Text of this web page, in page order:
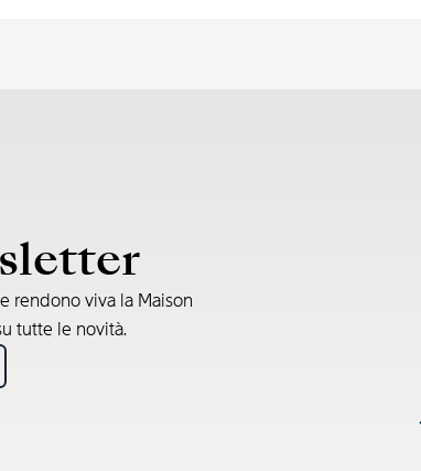
rendono viva la Maison
tutte le novità.